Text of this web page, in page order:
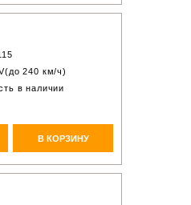
240 км/ч)
в наличии
В КОРЗИНУ